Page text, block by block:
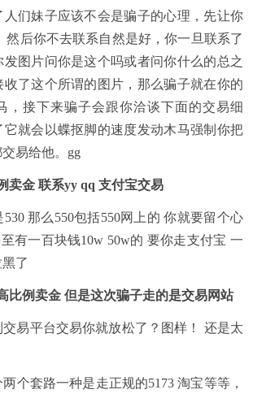
们妹子应该不会是骗子的心理，先让你
然后你不去联系自然是好，你一旦联系了
图片问你是这个吗或者问你什么的总之
收了这个所谓的图片，那么骗子就在你的
，接下来骗子会跟你洽谈下面的交易细
就会以蝶抠脚的速度发动木马强制你把
易给他。gg
卖金 联系yy qq 支付宝交易
那么550包括550网上的 你就要留个心
有一百块钱10w 50w的 要你走支付宝 一
了
比例卖金 但是这次骗子走的是交易网站
平台交易你就放松了？图样！ 还是太
套路一种是走正规的5173 淘宝等等，